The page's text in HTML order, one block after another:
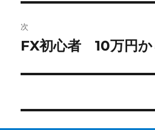
ビ
ゲ
ー
投
稿:
次
次
投
FX初心者 10万円か